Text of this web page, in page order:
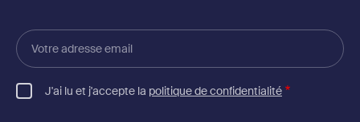
Votre
adresse
email
J'ai lu et j'accepte la politique de confidentialité